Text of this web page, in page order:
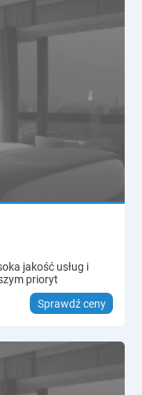
jakość usług i
prioryt
Sprawdź ceny